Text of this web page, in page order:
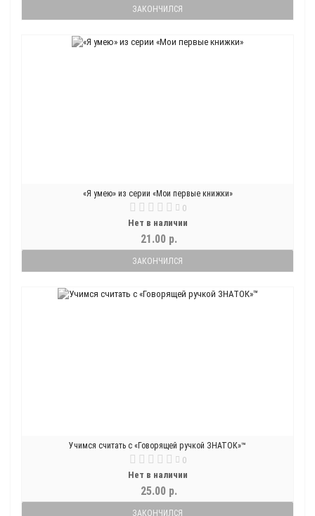
ЗАКОНЧИЛСЯ
«Я умею» из серии «Мои первые книжки»
0
Нет в наличии
21.00 р.
ЗАКОНЧИЛСЯ
Учимся считать с «Говорящей ручкой ЗНАТОК»™
0
Нет в наличии
25.00 р.
ЗАКОНЧИЛСЯ